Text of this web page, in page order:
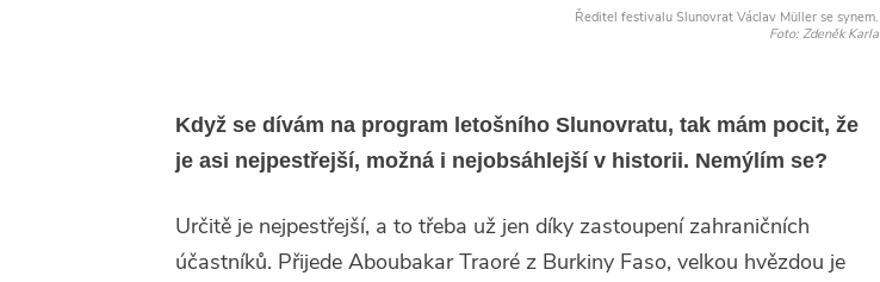
Ředitel festivalu Slunovrat Václav Müller se synem.
Foto: Zdeněk Karla
Když se dívám na program letošního Slunovratu, tak mám pocit, že
je asi nejpestřejší, možná i nejobsáhlejší v historii. Nemýlím se?
Určitě je nejpestřejší, a to třeba už jen díky zastoupení zahraničních
účastníků. Přijede Aboubakar Traoré z Burkiny Faso, velkou hvězdou je